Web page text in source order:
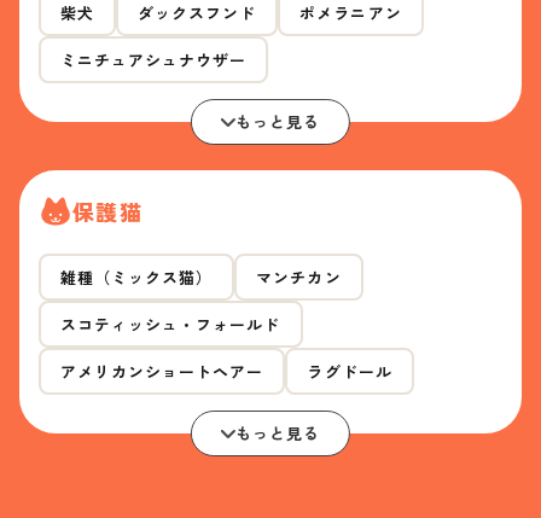
柴犬 ダックスフンド ポメラニアン
ミニチュアシュナウザー
もっと見る
保護猫
雑種（ミックス猫） マンチカン
スコティッシュ・フォールド
アメリカンショートヘアー ラグドール
もっと見る